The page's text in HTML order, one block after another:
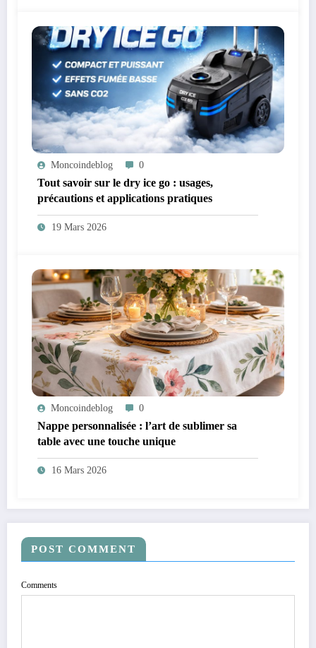
Moncoindeblog 0
Tout savoir sur le dry ice go : usages,
précautions et applications pratiques
19 Mars 2026
Moncoindeblog 0
Nappe personnalisée : l’art de sublimer sa
table avec une touche unique
16 Mars 2026
POST COMMENT
Comments